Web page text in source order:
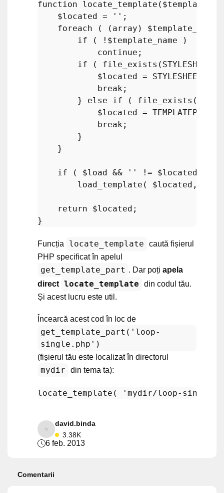
function locate_template (
$located = '' ;
foreach ( ( array ) $template_names
if ( ! $template_name )
continue ;
if ( file_exists
$located =
break;
        }
else if ( file_exists
$located = TEMPLATEPATH
break;
        }
    }
if ( $load && '' != $located
load_template ( $located ,
return $located ;
Funcția locate_template
caută fișierul
PHP specificat în apelul
get_template_part . Dar poți apela
direct locate_template
din codul tău.
Și acest lucru este util.
Încearcă acest cod în loc de
get_template_part('loop-
single.php')
(fișierul tău este localizat în directorul
mydir din tema ta):
locate_template ( 'mydir/loop-
david.binda
3.38K
6 feb. 2013
Comentarii